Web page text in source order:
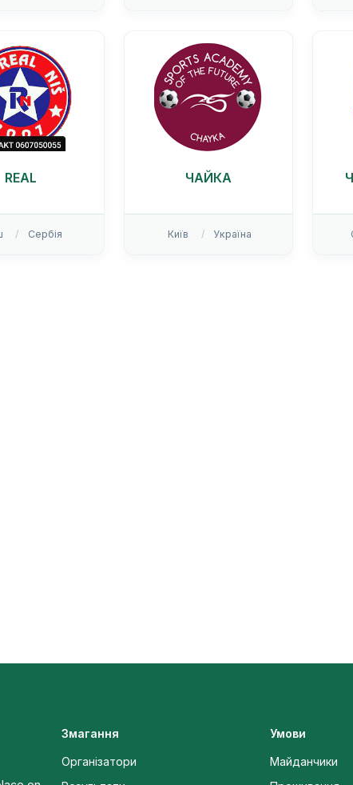
REAL
Сербія
ЧАЙКА
Київ Україна
Змагання
Організатори
Умови
Майданчики